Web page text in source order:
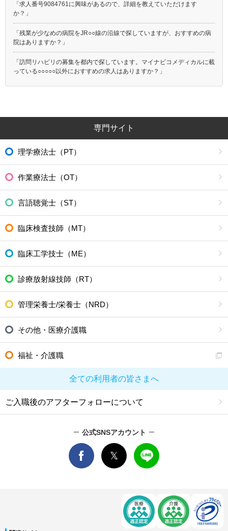
「求人番号9084761に興味があるので、詳細を教えていただけます
か？」
「残業が少なめの病院をJR○○線の沿線で探していますが、おすすめの病
院はありますか？」
「訪問リハビリの募集を都内で探しています。マイナビコメディカルに載
っている○○○○○以外におすすめの求人はありますか？」
専門サイト
理学療法士（PT）
作業療法士（OT）
言語聴覚士（ST）
臨床検査技師（MT）
臨床工学技士（ME）
診療放射線技師（RT）
管理栄養士/栄養士（NRD）
その他・医療介護職
福祉・介護職
全ての利用者の皆さまへ
ご入職後のアフターフォローについて
公式SNSアカウント